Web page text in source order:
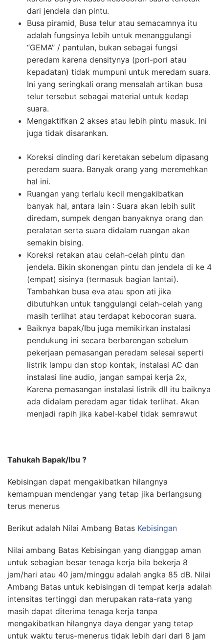
dari jendela dan pintu.
Busa piramid, Busa telur atau semacamnya itu
adalah fungsinya lebih untuk menanggulangi
“GEMA” / pantulan, bukan sebagai fungsi
peredam karena densitynya (pori-pori atau
kepadatan) tidak mumpuni untuk meredam suara.
Ini yang seringkali orang mensalah artikan busa
telur tersebut sebagai material untuk kedap
suara.
Mengaktifkan 2 akses atau lebih pintu masuk. Ini
juga tidak disarankan.
Koreksi dinding dari keretakan sebelum dipasang
peredam suara. Banyak orang yang meremehkan
hal ini.
Ruangan yang terlalu kecil mengakibatkan
banyak hal, antara lain : Suara akan lebih sulit
diredam, sumpek dengan banyaknya orang dan
peralatan serta suara didalam ruangan akan
semakin bising.
Koreksi retakan atau celah-celah pintu dan
jendela. Bikin skonengan pintu dan jendela di ke 4
(empat) sisinya (termasuk bagian lantai).
Tambahkan busa eva atau spon ati jika
dibutuhkan untuk tanggulangi celah-celah yang
masih terlihat atau terdapat kebocoran suara.
Baiknya bapak/Ibu juga memikirkan instalasi
pendukung ini secara berbarengan sebelum
pekerjaan pemasangan peredam selesai seperti
listrik lampu dan stop kontak, instalasi AC dan
instalasi line audio, jangan sampai kerja 2x,
Karena pemasangan instalasi listrik dll itu baiknya
ada didalam peredam agar tidak terlihat. Akan
menjadi rapih jika kabel-kabel tidak semrawut
Tahukah Bapak/Ibu ?
Kebisingan dapat mengakibatkan hilangnya
kemampuan mendengar yang tetap jika berlangsung
terus menerus
Berikut adalah Nilai Ambang Batas Kebisingan
Nilai ambang Batas Kebisingan yang dianggap aman
untuk sebagian besar tenaga kerja bila bekerja 8
jam/hari atau 40 jam/minggu adalah angka 85 dB. Nilai
Ambang Batas untuk kebisingan di tempat kerja adalah
intensitas tertinggi dan merupakan rata-rata yang
masih dapat diterima tenaga kerja tanpa
mengakibatkan hilangnya daya dengar yang tetap
untuk waktu terus-menerus tidak lebih dari dari 8 jam